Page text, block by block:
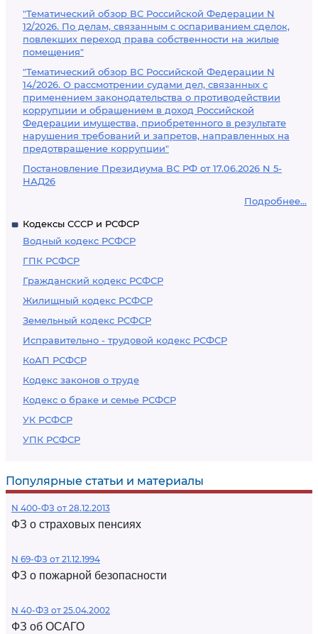
"Тематический обзор ВС Российской Федерации N
12/2026. По делам, связанным с оспариванием сделок,
повлекших переход права собственности на жилые
помещения"
"Тематический обзор ВС Российской Федерации N
14/2026. О рассмотрении судами дел, связанных с
применением законодательства о противодействии
коррупции и обращением в доход Российской
Федерации имущества, приобретенного в результате
нарушения требований и запретов, направленных на
предотвращение коррупции"
Постановление Президиума ВС РФ от 17.06.2026 N 5-
НАД26
Подробнее...
Кодексы СССР и РСФСР
Водный кодекс РСФСР
ГПК РСФСР
Гражданский кодекс РСФСР
Жилищный кодекс РСФСР
Земельный кодекс РСФСР
Исправительно - трудовой кодекс РСФСР
КоАП РСФСР
Кодекс законов о труде
Кодекс о браке и семье РСФСР
УК РСФСР
УПК РСФСР
Популярные статьи и материалы
N 400-ФЗ от 28.12.2013
ФЗ о страховых пенсиях
N 69-ФЗ от 21.12.1994
ФЗ о пожарной безопасности
N 40-ФЗ от 25.04.2002
ФЗ об ОСАГО